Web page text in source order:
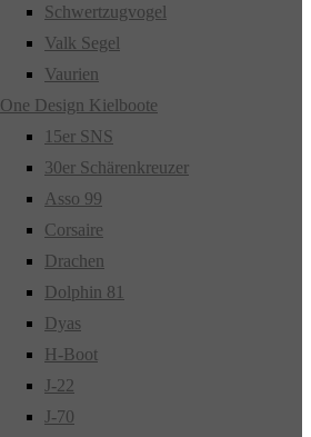
Schwertzugvogel
Valk Segel
Vaurien
One Design Kielboote
15er SNS
30er Schärenkreuzer
Asso 99
Corsaire
Drachen
Dolphin 81
Dyas
H-Boot
J-22
J-70